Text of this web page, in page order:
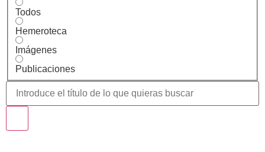
Todos
Hemeroteca
Imágenes
Publicaciones